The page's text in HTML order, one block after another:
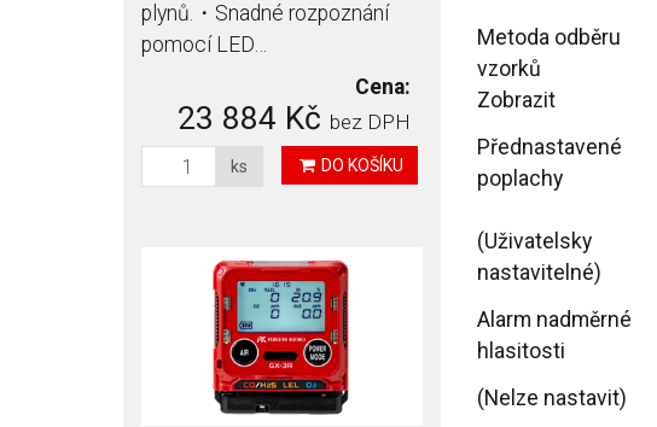
Metoda odběru
vzorků
Zobrazit
Přednastavené
poplachy
(Uživatelsky
nastavitelné)
Alarm nadměrné
hlasitosti
(Nelze nastavit)
plynů.・Snadné rozpoznání
pomocí LED…
Cena:
23 884 Kč bez DPH
ks DO KOŠÍKU